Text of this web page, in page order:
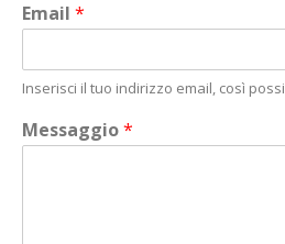
Email *
Inserisci il tuo indirizzo email, così
Messaggio*